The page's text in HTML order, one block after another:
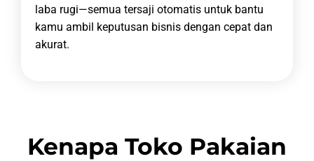
laba rugi—semua tersaji otomatis untuk bantu
kamu ambil keputusan bisnis dengan cepat dan
akurat.
Kenapa Toko Pakaian